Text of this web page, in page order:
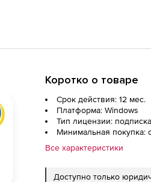
Коротко о товаре
Срок действия: 12 мес.
Платформа: Windows
Тип лицензии: подписка
Минимальная покупка:
Все характеристики
Доступно только